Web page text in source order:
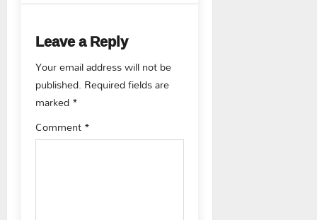
v
i
g
a
Leave a Reply
Your email address will not be
published. Required fields are
marked*
Comment*